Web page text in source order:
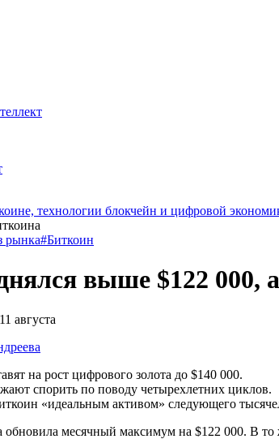
технологии блокчейн и цифровой
рынка#Биткоин
выше $122 000,
августа
на рост цифрового золота до $140 000.
спорить по поводу четырехлетних циклов.
«идеальным активом» следующего
обновила месячный максимум на $122 000. В